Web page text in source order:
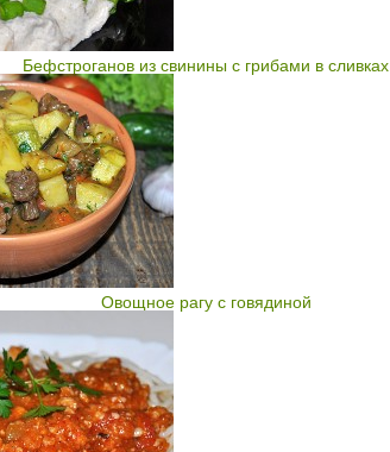
Бефстроганов из свинины с грибами в сливках
Овощное рагу с говядиной